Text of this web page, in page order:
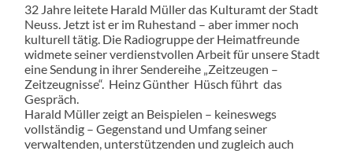
32 Jahre leitete Harald Müller das Kulturamt der Stadt
Neuss. Jetzt ist er im Ruhestand – aber immer noch
kulturell tätig. Die Radiogruppe der Heimatfreunde
widmete seiner verdienstvollen Arbeit für unsere Stadt
eine Sendung in ihrer Sendereihe „Zeitzeugen –
Zeitzeugnisse“. Heinz Günther Hüsch führt das
Gespräch.
Harald Müller zeigt an Beispielen – keineswegs
vollständig – Gegenstand und Umfang seiner
verwaltenden, unterstützenden und zugleich auch